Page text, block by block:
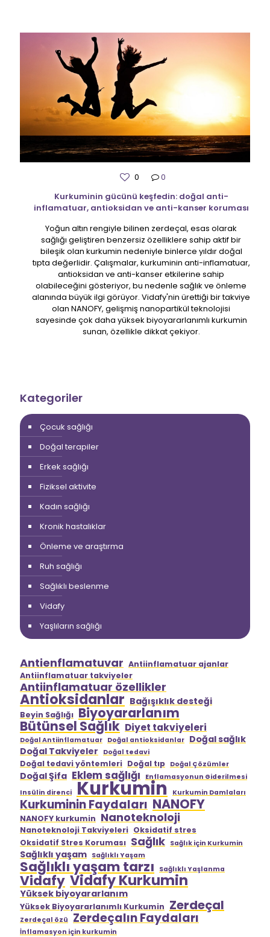
0
0
Kurkuminin gücünü keşfedin: doğal anti-
inflamatuar, antioksidan ve anti-kanser koruması
Yoğun altın rengiyle bilinen zerdeçal, esas olarak
sağlığı geliştiren benzersiz özelliklere sahip aktif bir
bileşik olan kurkumin nedeniyle binlerce yıldır doğal
tıpta değerlidir. Çalışmalar, kurkuminin anti-inflamatuar,
antioksidan ve anti-kanser etkilerine sahip
olabileceğini gösteriyor, bu nedenle sağlık ve önleme
alanında büyük ilgi görüyor. Vidafy'nin ürettiği bir takviye
olan NANOFY, gelişmiş nanopartikül teknolojisi
sayesinde çok daha yüksek biyoyararlanımlı kurkumin
sunan, özellikle dikkat çekiyor.
Kategoriler
Çocuk sağlığı
Doğal terapiler
Erkek sağlığı
Fiziksel aktivite
Kadın sağlığı
Kronik hastalıklar
Önleme ve araştırma
Ruh sağlığı
Sağlıklı beslenme
Vidafy
Yaşlıların sağlığı
Antienflamatuvar Antiinflamatuar ajanlar
Antiinflamatuar takviyeler
Antiinflamatuar özellikler
Antioksidanlar Bağışıklık desteği
Beyin Sağlığı Biyoyararlanım
Bütünsel Sağlık Diyet takviyeleri
Doğal Antiinflamatuar Doğal antioksidanlar Doğal sağlık
Doğal Takviyeler
Doğal tedavi
Doğal tedavi yöntemleri Doğal tıp Doğal Çözümler
Doğal Şifa Eklem sağlığı
Enflamasyonun Giderilmesi
Insülin direnci Kurkumin Kurkumin Damlaları
Kurkuminin Faydaları NANOFY
NANOFY kurkumin Nanoteknoloji
Nanoteknoloji Takviyeleri Oksidatif stres
Oksidatif Stres Koruması Sağlık Sağlık için Kurkumin
Sağlıklı yaşam Sağlıklı Yaşam
Sağlıklı yaşam tarzı Sağlıklı Yaşlanma
Vidafy Vidafy Kurkumin
Yüksek biyoyararlanım
Yüksek Biyoyararlanımlı Kurkumin Zerdeçal
Zerdeçal özü Zerdeçalın Faydaları
İnflamasyon için kurkumin